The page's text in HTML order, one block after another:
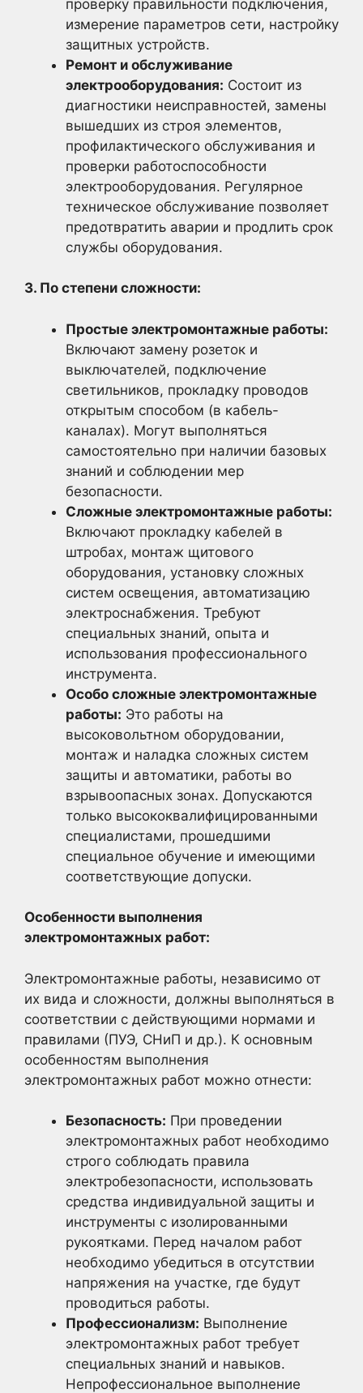
проверку правильности подключения,
измерение параметров сети, настройку
защитных устройств.
Ремонт и обслуживание
электрооборудования: Состоит из
диагностики неисправностей, замены
вышедших из строя элементов,
профилактического обслуживания и
проверки работоспособности
электрооборудования. Регулярное
техническое обслуживание позволяет
предотвратить аварии и продлить срок
службы оборудования.
3. По степени сложности:
Простые электромонтажные работы:
Включают замену розеток и
выключателей, подключение
светильников, прокладку проводов
открытым способом (в кабель-
каналах). Могут выполняться
самостоятельно при наличии базовых
знаний и соблюдении мер
безопасности.
Сложные электромонтажные работы:
Включают прокладку кабелей в
штробах, монтаж щитового
оборудования, установку сложных
систем освещения, автоматизацию
электроснабжения. Требуют
специальных знаний, опыта и
использования профессионального
инструмента.
Особо сложные электромонтажные
работы: Это работы на
высоковольтном оборудовании,
монтаж и наладка сложных систем
защиты и автоматики, работы во
взрывоопасных зонах. Допускаются
только высококвалифицированными
специалистами, прошедшими
специальное обучение и имеющими
соответствующие допуски.
Особенности выполнения
электромонтажных работ:
Электромонтажные работы, независимо от
их вида и сложности, должны выполняться в
соответствии с действующими нормами и
правилами (ПУЭ, СНиП и др.). К основным
особенностям выполнения
электромонтажных работ можно отнести:
Безопасность: При проведении
электромонтажных работ необходимо
строго соблюдать правила
электробезопасности, использовать
средства индивидуальной защиты и
инструменты с изолированными
рукоятками. Перед началом работ
необходимо убедиться в отсутствии
напряжения на участке, где будут
проводиться работы.
Профессионализм: Выполнение
электромонтажных работ требует
специальных знаний и навыков.
Непрофессиональное выполнение